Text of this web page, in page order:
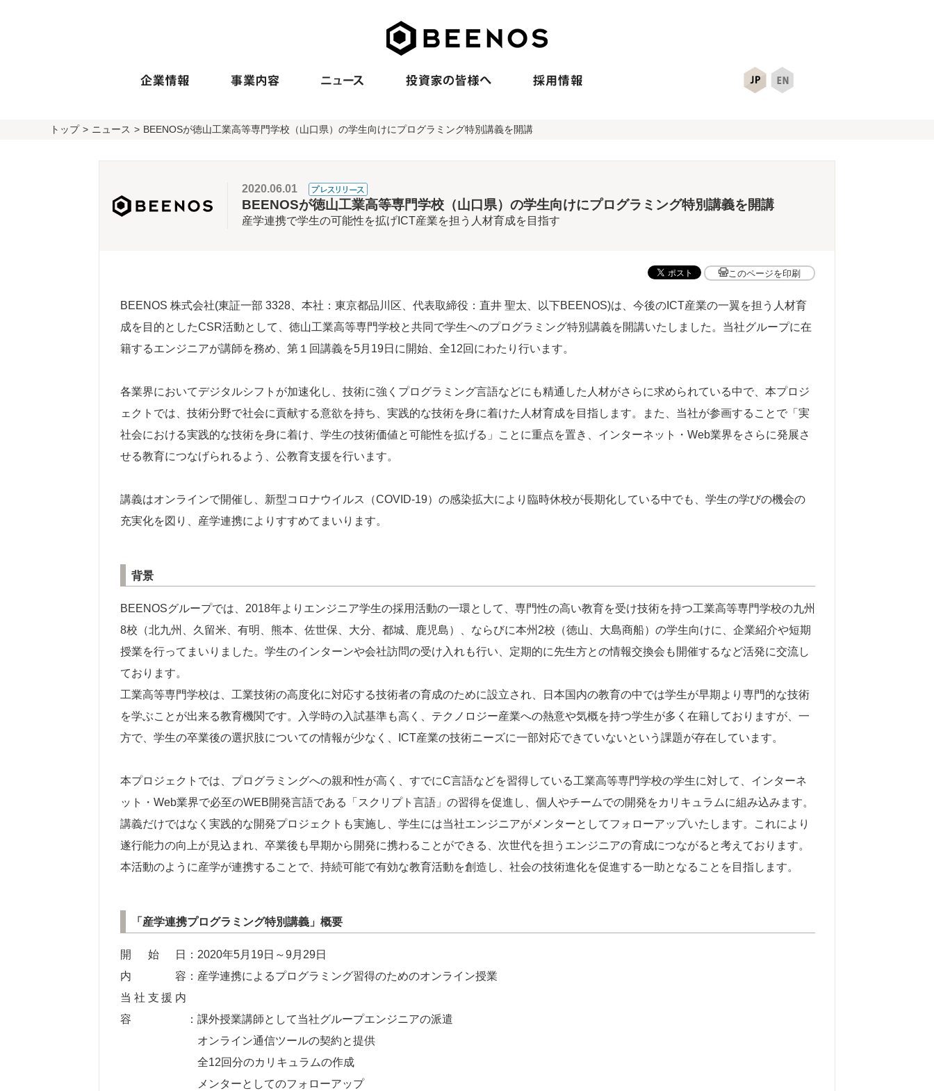
トップ ニュース BEENOSが徳山工業高等専門学校（山口県）の学生向けにプログラミング特別講義を開講
2020.06.01
BEENOSが徳山工業高等専門学校（山口県）の学生向けにプログラミング特別講義を開講
産学連携で学生の可能性を拡げICT産業を担う人材育成を目指す
このページを印刷
BEENOS 株式会社(東証一部 3328、本社：東京都品川区、代表取締役：直井 聖太、以下BEENOS)は、今後のICT産業の一翼を担う人材育
成を目的としたCSR活動として、徳山工業高等専門学校と共同で学生へのプログラミング特別講義を開講いたしました。当社グループに在
籍するエンジニアが講師を務め、第１回講義を5月19日に開始、全12回にわたり行います。
各業界においてデジタルシフトが加速化し、技術に強くプログラミング言語などにも精通した人材がさらに求められている中で、本プロジ
ェクトでは、技術分野で社会に貢献する意欲を持ち、実践的な技術を身に着けた人材育成を目指します。また、当社が参画することで「実
社会における実践的な技術を身に着け、学生の技術価値と可能性を拡げる」ことに重点を置き、インターネット・Web業界をさらに発展さ
せる教育につなげられるよう、公教育支援を行います。
講義はオンラインで開催し、新型コロナウイルス（COVID-19）の感染拡大により臨時休校が長期化している中でも、学生の学びの機会の
充実化を図り、産学連携によりすすめてまいります。
背景
BEENOSグループでは、2018年よりエンジニア学生の採用活動の一環として、専門性の高い教育を受け技術を持つ工業高等専門学校の九州
8校（北九州、久留米、有明、熊本、佐世保、大分、都城、鹿児島）、ならびに本州2校（徳山、大島商船）の学生向けに、企業紹介や短期
授業を行ってまいりました。学生のインターンや会社訪問の受け入れも行い、定期的に先生方との情報交換会も開催するなど活発に交流し
ております。
工業高等専門学校は、工業技術の高度化に対応する技術者の育成のために設立され、日本国内の教育の中では学生が早期より専門的な技術
を学ぶことが出来る教育機関です。入学時の入試基準も高く、テクノロジー産業への熱意や気概を持つ学生が多く在籍しておりますが、一
方で、学生の卒業後の選択肢についての情報が少なく、ICT産業の技術ニーズに一部対応できていないという課題が存在しています。
本プロジェクトでは、プログラミングへの親和性が高く、すでにC言語などを習得している工業高等専門学校の学生に対して、インターネ
ット・Web業界で必至のWEB開発言語である「スクリプト言語」の習得を促進し、個人やチームでの開発をカリキュラムに組み込みます。
講義だけではなく実践的な開発プロジェクトも実施し、学生には当社エンジニアがメンターとしてフォローアップいたします。これにより
遂行能力の向上が見込まれ、卒業後も早期から開発に携わることができる、次世代を担うエンジニアの育成につながると考えております。
本活動のように産学が連携することで、持続可能で有効な教育活動を創造し、社会の技術進化を促進する一助となることを目指します。
「産学連携プログラミング特別講義」概要
開始日
：2020年5月19日～9月29日
内容 ：産学連携によるプログラミング習得のためのオンライン授業
当社支援内
容
：課外授業講師として当社グループエンジニアの派遣
オンライン通信ツールの契約と提供
全12回分のカリキュラムの作成
メンターとしてのフォローアップ